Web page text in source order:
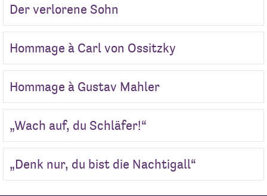
Der verlorene Sohn
Hommage à Carl von Ossitzky
Hommage à Gustav Mahler
„Wach auf, du Schläfer!“
„Denk nur, du bist die Nachtigall“